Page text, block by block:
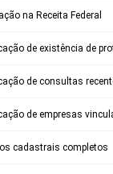
na Receita Federal
de existência de
de consultas
de empresas
cadastrais completos